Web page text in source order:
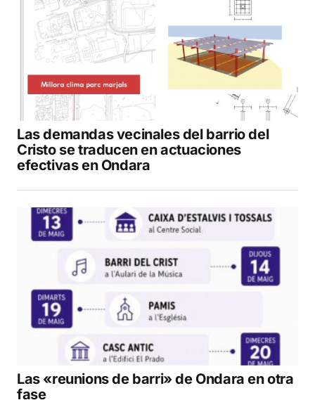
Las demandas vecinales del barrio del
Cristo se traducen en actuaciones
efectivas en Ondara
Las «reunions de barri» de Ondara en otra
fase